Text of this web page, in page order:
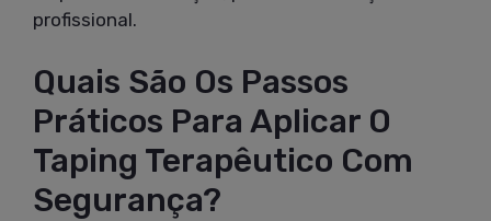
profissional.
Quais São Os Passos
Práticos Para Aplicar O
Taping Terapêutico Com
Segurança?